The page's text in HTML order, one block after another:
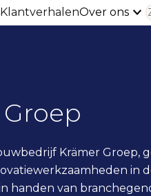
KlantverhalenOver ons
Krämer Groep,
in
handen van